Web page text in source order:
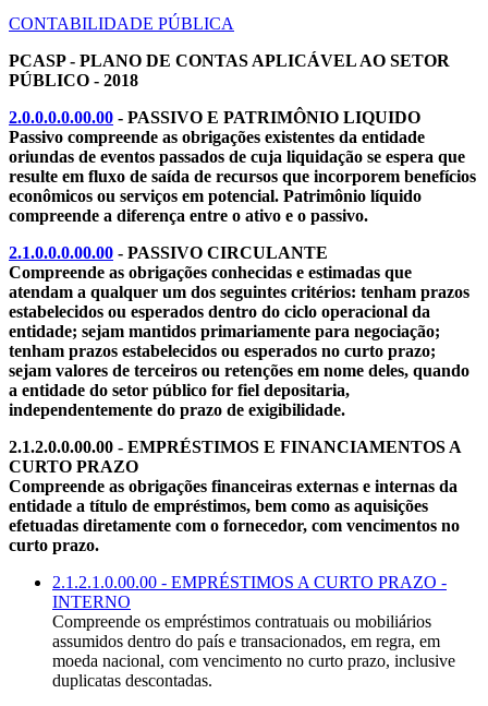
CONTABILIDADE PÚBLICA
PCASP - PLANO DE CONTAS APLICÁVEL AO SETOR
PÚBLICO - 2018
2.0.0.0.0.00.00 - PASSIVO E PATRIMÔNIO LIQUIDO
Passivo compreende as obrigações existentes da entidade
oriundas de eventos passados de cuja liquidação se espera que
resulte em fluxo de saída de recursos que incorporem benefícios
econômicos ou serviços em potencial. Patrimônio líquido
compreende a diferença entre o ativo e o passivo.
2.1.0.0.0.00.00 - PASSIVO CIRCULANTE
Compreende as obrigações conhecidas e estimadas que
atendam a qualquer um dos seguintes critérios: tenham prazos
estabelecidos ou esperados dentro do ciclo operacional da
entidade; sejam mantidos primariamente para negociação;
tenham prazos estabelecidos ou esperados no curto prazo;
sejam valores de terceiros ou retenções em nome deles, quando
a entidade do setor público for fiel depositaria,
independentemente do prazo de exigibilidade.
2.1.2.0.0.00.00 - EMPRÉSTIMOS E FINANCIAMENTOS A
CURTO PRAZO
Compreende as obrigações financeiras externas e internas da
entidade a título de empréstimos, bem como as aquisições
efetuadas diretamente com o fornecedor, com vencimentos no
curto prazo.
2.1.2.1.0.00.00 - EMPRÉSTIMOS A CURTO PRAZO -
INTERNO
Compreende os empréstimos contratuais ou mobiliários
assumidos dentro do país e transacionados, em regra, em
moeda nacional, com vencimento no curto prazo, inclusive
duplicatas descontadas.